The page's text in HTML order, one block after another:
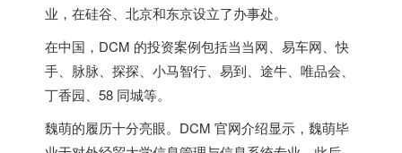
业，在硅谷、北京和东京设立了办事处。
在中国，DCM 的投资案例包括当当网、易车网、快
手、脉脉、探探、小马智行、易到、途牛、唯品会、
丁香园、58 同城等。
魏萌的履历十分亮眼。DCM 官网介绍显示，魏萌毕